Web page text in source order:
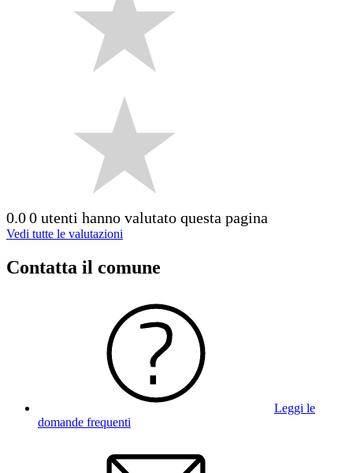
0.00 utenti hanno valutato questa pagina
Vedi tutte le valutazioni
Contatta il comune
Leggi le
domande frequenti